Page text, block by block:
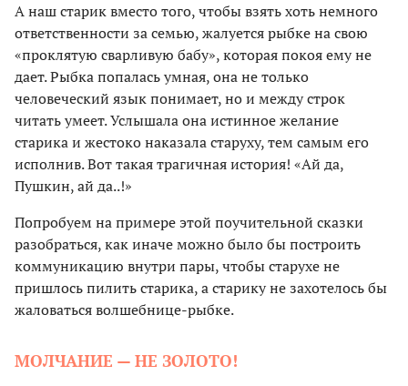
А наш старик вместо того, чтобы взять хоть немного
ответственности за семью, жалуется рыбке на свою
«проклятую сварливую бабу», которая покоя ему не
дает. Рыбка попалась умная, она не только
человеческий язык понимает, но и между строк
читать умеет. Услышала она истинное желание
старика и жестоко наказала старуху, тем самым его
исполнив. Вот такая трагичная история! «Ай да,
Пушкин, ай да..!»
Попробуем на примере этой поучительной сказки
разобраться, как иначе можно было бы построить
коммуникацию внутри пары, чтобы старухе не
пришлось пилить старика, а старику не захотелось бы
жаловаться волшебнице-рыбке.
МОЛЧАНИЕ — НЕ ЗОЛОТО!